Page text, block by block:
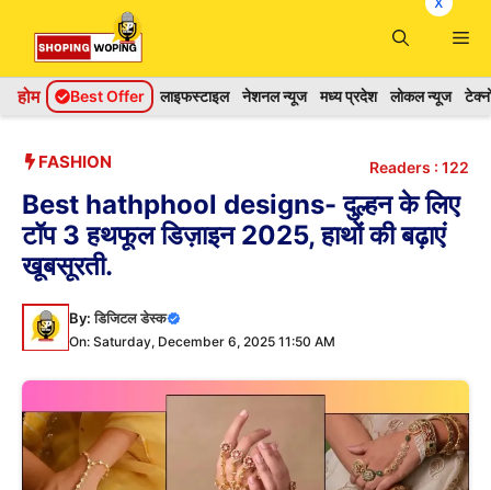
content
होम Best Offer लाइफस्टाइल नेशनल न्यूज मध्य प्रदेश लोकल न्यूज
FASHION Readers : 122
Best hathphool designs- दुल्हन के लिए
टॉप 3 हथफूल डिज़ाइन 2025, हाथों की बढ़ाएं
खूबसूरती.
By:डिजिटल डेस्क
On: Saturday, December 6, 2025 11:50 AM